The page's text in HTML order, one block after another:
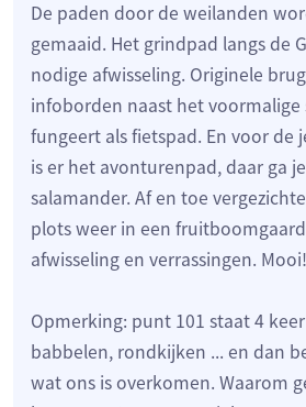
De paden door de weilanden
gemaaid. Het grindpad langs de
nodige afwisseling. Originele
infoborden naast het voormalige
fungeert als fietspad. En voor de
is er het avonturenpad, daar ga
salamander. Af en toe
plots weer in een
afwisseling en verrassingen. Mooi!
Opmerking: punt 101 staat 4
babbelen, rondkijken ... en dan
wat ons is overkomen. Waarom